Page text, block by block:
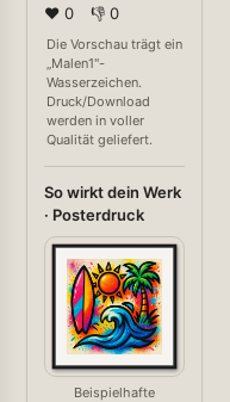
❤ 0
👎 0
Die Vorschau trägt ein
„Malen1"-
Wasserzeichen.
Druck/Download
werden in voller
Qualität geliefert.
So wirkt dein Werk
· Posterdruck
Beispielhafte